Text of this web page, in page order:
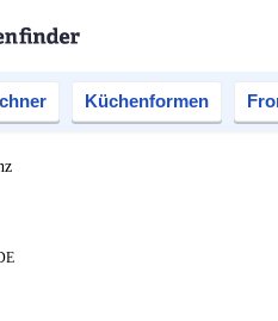
Küchenformen